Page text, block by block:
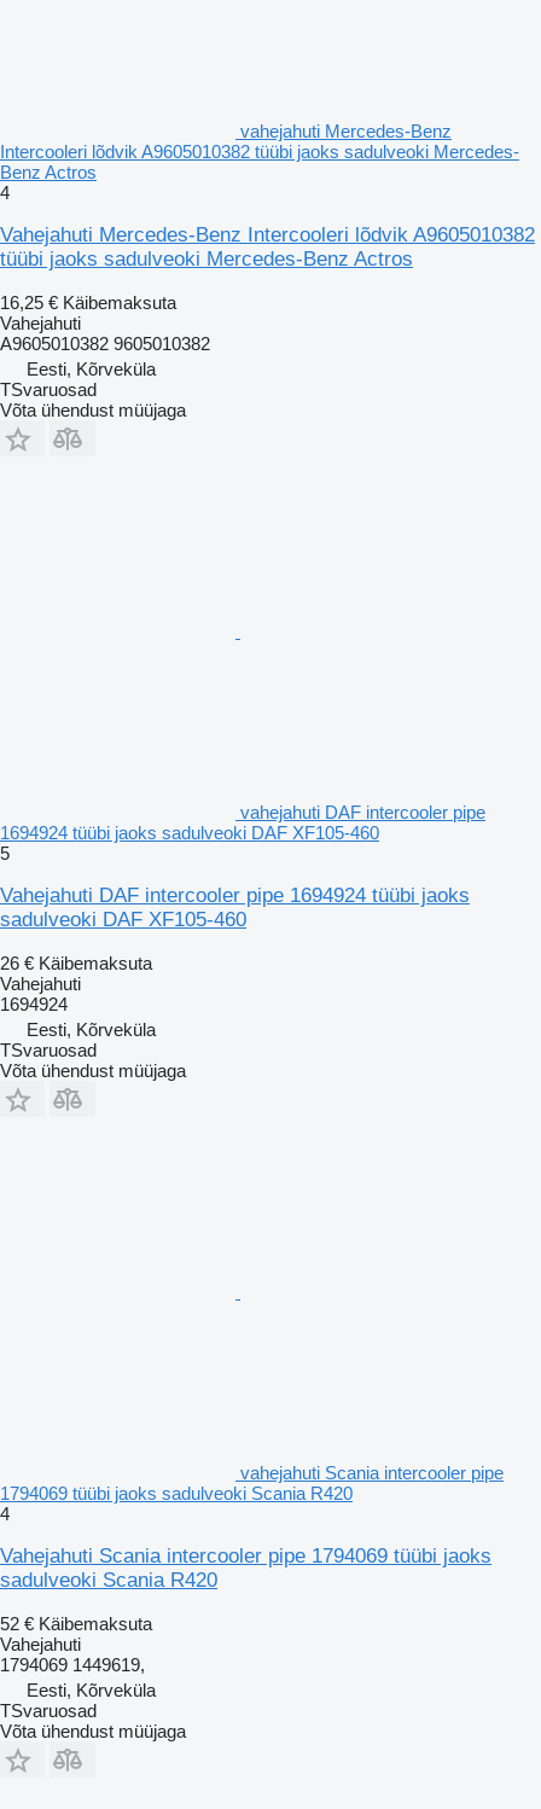
vahejahuti Mercedes-Benz
Intercooleri lõdvik A9605010382 tüübi jaoks sadulveoki Mercedes-
Benz Actros
4
Vahejahuti Mercedes-Benz Intercooleri lõdvik A9605010382
tüübi jaoks sadulveoki Mercedes-Benz Actros
16,25 € Käibemaksuta
Vahejahuti
A9605010382 9605010382
Eesti, Kõrveküla
TSvaruosad
Võta ühendust müüjaga
vahejahuti DAF intercooler pipe
1694924 tüübi jaoks sadulveoki DAF XF105-460
5
Vahejahuti DAF intercooler pipe 1694924 tüübi jaoks
sadulveoki DAF XF105-460
26 € Käibemaksuta
Vahejahuti
1694924
Eesti, Kõrveküla
TSvaruosad
Võta ühendust müüjaga
vahejahuti Scania intercooler pipe
1794069 tüübi jaoks sadulveoki Scania R420
4
Vahejahuti Scania intercooler pipe 1794069 tüübi jaoks
sadulveoki Scania R420
52 € Käibemaksuta
Vahejahuti
1794069 1449619,
Eesti, Kõrveküla
TSvaruosad
Võta ühendust müüjaga